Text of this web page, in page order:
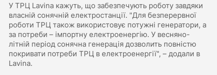
У ТРЦ Lavina кажуть, що забезпечують роботу завдяки
власній сонячній електростанції. "Для безперервної
роботи ТРЦ також використовує потужні генератори, а
за потреби – імпортну електроенергію. У весняно-
літній період сонячна генерація дозволить повністю
покривати потреби ТРЦ в електроенергії", – додали в
Lavina.